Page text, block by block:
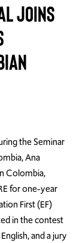
JOINS
the Seminar
Ana
Colombia,
for one-year
First (EF)
in the contest
and a jury